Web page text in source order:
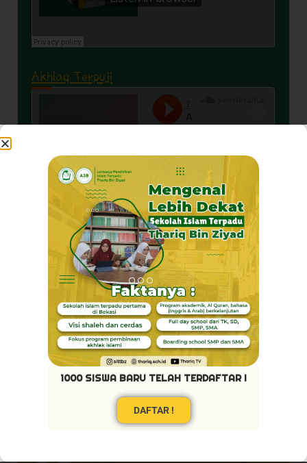
Akhlaq Terpuji
Pribadi Mulya
1000 SISWA BARU TELAH TERDAFTAR !
DAFTAR !